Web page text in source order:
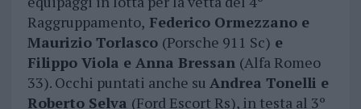
Raggruppamento, Federico Ormezzano e
Maurizio Torlasco (Porsche 911 Sc) e
Filippo Viola e Anna Bressan (Alfa Romeo
33). Occhi puntati anche su Andrea Tonelli e
Roberto Selva (Ford Escort Rs), in testa al 3º